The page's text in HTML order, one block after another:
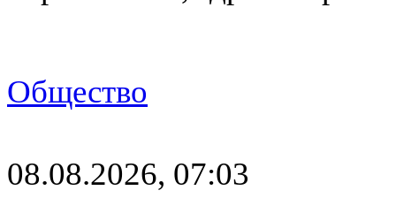
Общество
08.08.2026, 07:03